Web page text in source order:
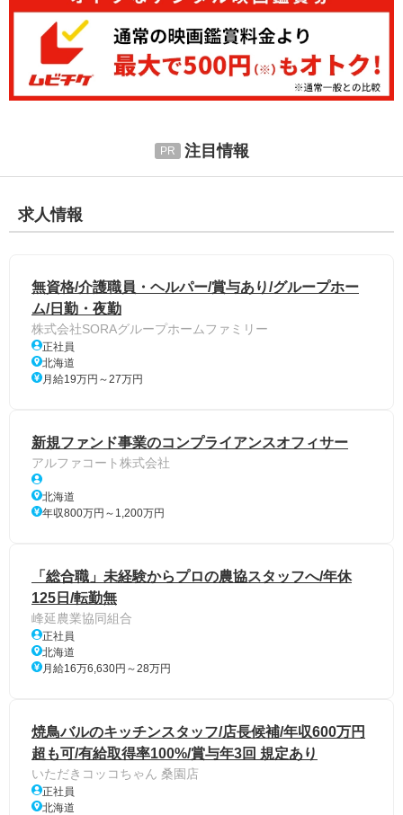
注目情報
求人情報
無資格/介護職員・ヘルパー/賞与あり/グループホー
ム/日勤・夜勤
株式会社SORAグループホームファミリー
正社員
北海道
月給19万円～27万円
新規ファンド事業のコンプライアンスオフィサー
アルファコート株式会社
北海道
年収800万円～1,200万円
「総合職」未経験からプロの農協スタッフへ/年休
125日/転勤無
峰延農業協同組合
正社員
北海道
月給16万6,630円～28万円
焼鳥バルのキッチンスタッフ/店長候補/年収600万円
超も可/有給取得率100%/賞与年3回 規定あり
いただきコッコちゃん 桑園店
正社員
北海道